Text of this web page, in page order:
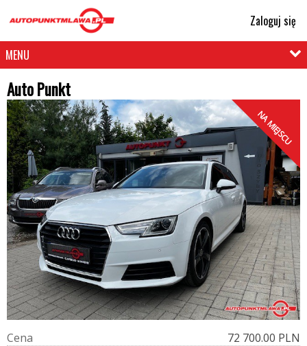
Zaloguj się
MENU
Auto Punkt
NA MIEJSCU
Cena
72 700.00 PLN